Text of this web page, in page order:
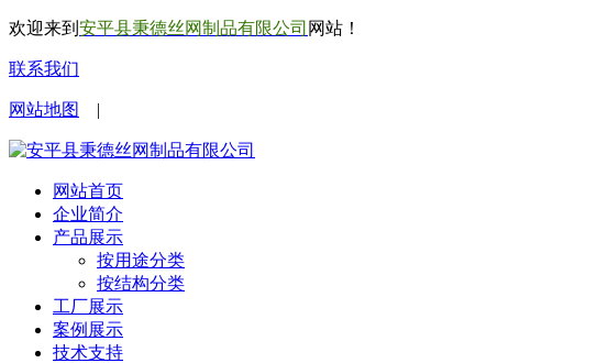
欢迎来到 安平县秉德丝网制品有限公司 网站！
联系我们
网站地图 |
网站首页
企业简介
产品展示
按用途分类
按结构分类
工厂展示
案例展示
技术支持